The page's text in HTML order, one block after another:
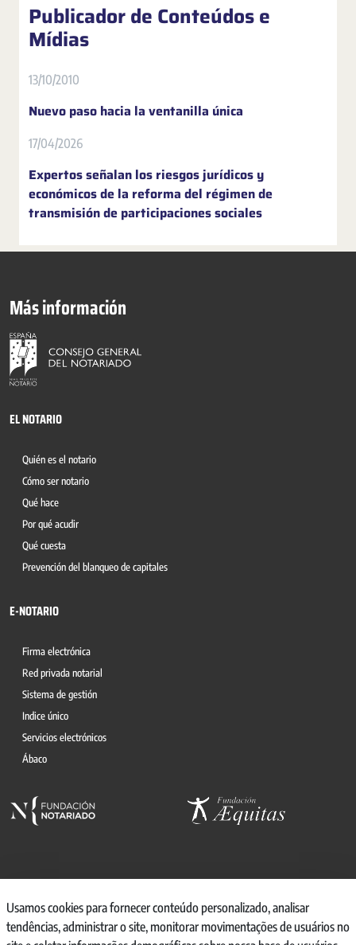
Publicador de Conteúdos e
Mídias
13/10/2010
Nuevo paso hacia la ventanilla única
17/04/2026
Expertos señalan los riesgos jurídicos y
económicos de la reforma del régimen de
transmisión de participaciones sociales
Más información
EL NOTARIO
Quién es el notario
Cómo ser notario
Qué hace
Por qué acudir
Qué cuesta
Prevención del blanqueo de capitales
E-NOTARIO
Firma electrónica
Red privada notarial
Sistema de gestión
Indice único
Servicios electrónicos
Ábaco
© 2026, CONSEJO GENERAL DEL NOTARIO
CANAL INTERNO DE INFORMACIÓN
Usamos cookies para fornecer conteúdo personalizado, analisar
tendências, administrar o site, monitorar movimentações de usuários no